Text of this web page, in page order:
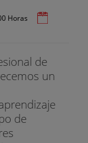
Horas
de
un
de